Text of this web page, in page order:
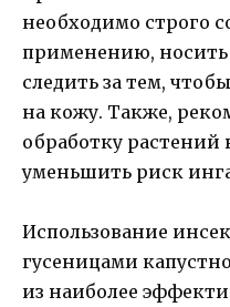
необходимо строго
применению, носить
следить за тем,
на кожу. Также,
обработку растений
уменьшить риск
Использование
гусеницами
из наиболее